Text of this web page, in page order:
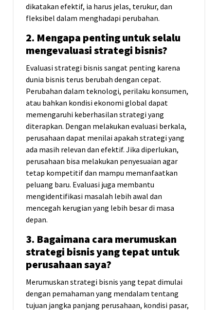
dikatakan efektif, ia harus jelas, terukur, dan
fleksibel dalam menghadapi perubahan.
2. Mengapa penting untuk selalu
mengevaluasi strategi bisnis?
Evaluasi strategi bisnis sangat penting karena
dunia bisnis terus berubah dengan cepat.
Perubahan dalam teknologi, perilaku konsumen,
atau bahkan kondisi ekonomi global dapat
memengaruhi keberhasilan strategi yang
diterapkan. Dengan melakukan evaluasi berkala,
perusahaan dapat menilai apakah strategi yang
ada masih relevan dan efektif. Jika diperlukan,
perusahaan bisa melakukan penyesuaian agar
tetap kompetitif dan mampu memanfaatkan
peluang baru. Evaluasi juga membantu
mengidentifikasi masalah lebih awal dan
mencegah kerugian yang lebih besar di masa
depan.
3. Bagaimana cara merumuskan
strategi bisnis yang tepat untuk
perusahaan saya?
Merumuskan strategi bisnis yang tepat dimulai
dengan pemahaman yang mendalam tentang
tujuan jangka panjang perusahaan, kondisi pasar,